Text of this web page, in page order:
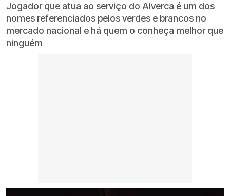
Jogador que atua ao serviço do Alverca é um dos
nomes referenciados pelos verdes e brancos no
mercado nacional e há quem o conheça melhor que
ninguém